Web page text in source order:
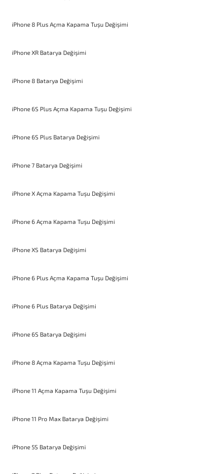
iPhone 8 Plus Açma Kapama Tuşu Değişimi
iPhone XR Batarya Değişimi
iPhone 8 Batarya Değişimi
iPhone 6S Plus Açma Kapama Tuşu Değişimi
iPhone 6S Plus Batarya Değişimi
iPhone 7 Batarya Değişimi
iPhone X Açma Kapama Tuşu Değişimi
iPhone 6 Açma Kapama Tuşu Değişimi
iPhone XS Batarya Değişimi
iPhone 6 Plus Açma Kapama Tuşu Değişimi
iPhone 6 Plus Batarya Değişimi
iPhone 6S Batarya Değişimi
iPhone 8 Açma Kapama Tuşu Değişimi
iPhone 11 Açma Kapama Tuşu Değişimi
iPhone 11 Pro Max Batarya Değişimi
iPhone 5S Batarya Değişimi